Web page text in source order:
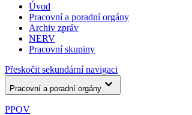
Úvod
Pracovní a poradní orgány
Archiv zpráv
NERV
Pracovní skupiny
Přeskočit sekundární navigaci
Pracovní a poradní orgány
PPOV